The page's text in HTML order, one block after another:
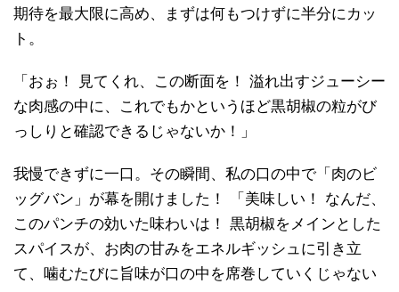
期待を最大限に高め、まずは何もつけずに半分にカッ
ト。
「おぉ！ 見てくれ、この断面を！ 溢れ出すジューシー
な肉感の中に、これでもかというほど黒胡椒の粒がび
っしりと確認できるじゃないか！」
我慢できずに一口。その瞬間、私の口の中で「肉のビ
ッグバン」が幕を開けました！ 「美味しい！ なんだ、
このパンチの効いた味わいは！ 黒胡椒をメインとした
スパイスが、お肉の甘みをエネルギッシュに引き立
て、噛むたびに旨味が口の中を席巻していくじゃない